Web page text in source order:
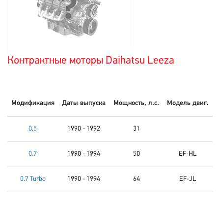
Контрактные моторы Daihatsu Leeza
Модификация Даты выпуска Мощность, л.с. Модель двиг.
0.5 1990 - 1992 31
0.7 1990 - 1994 50 EF-HL
0.7 Turbo 1990 - 1994 64 EF-JL